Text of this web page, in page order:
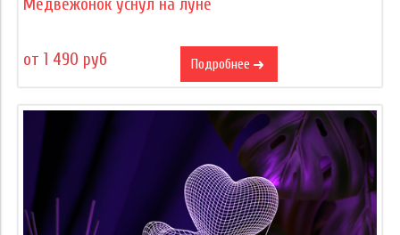
Медвежонок уснул на луне
от 1 490 руб Подробнее